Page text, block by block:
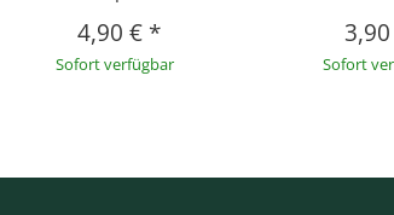
4,90 € *
Sofort verfügbar Sofort